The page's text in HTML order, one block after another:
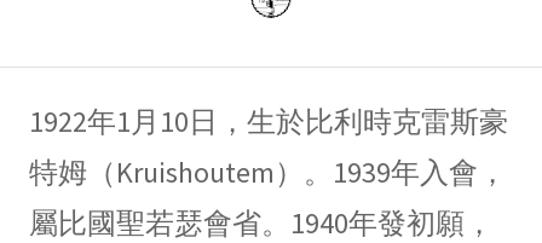
1922年1月10日，生於比利時克雷斯豪
特姆（Kruishoutem）。1939年入會，
屬比國聖若瑟會省。1940年發初願，